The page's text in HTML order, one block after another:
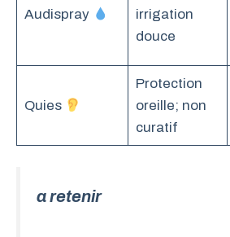
Audispray
irrigation
douce
Quies
Protection
oreille; non
curatif
a retenir